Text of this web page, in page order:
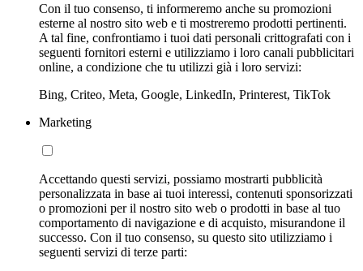
Con il tuo consenso, ti informeremo anche su promozioni
esterne al nostro sito web e ti mostreremo prodotti pertinenti.
A tal fine, confrontiamo i tuoi dati personali crittografati con i
seguenti fornitori esterni e utilizziamo i loro canali pubblicitari
online, a condizione che tu utilizzi già i loro servizi:
Bing, Criteo, Meta, Google, LinkedIn, Printerest, TikTok
Marketing
Accettando questi servizi, possiamo mostrarti pubblicità
personalizzata in base ai tuoi interessi, contenuti sponsorizzati
o promozioni per il nostro sito web o prodotti in base al tuo
comportamento di navigazione e di acquisto, misurandone il
successo. Con il tuo consenso, su questo sito utilizziamo i
seguenti servizi di terze parti: